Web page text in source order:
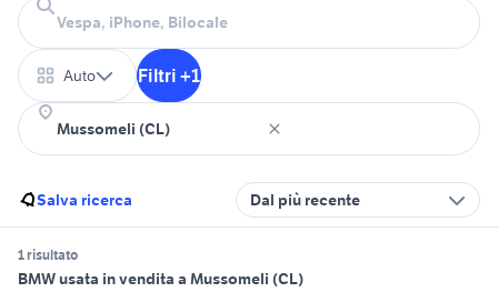
Auto Filtri +1
Salva ricerca Dal più recente
1 risultato
BMW usata in vendita a Mussomeli (CL)